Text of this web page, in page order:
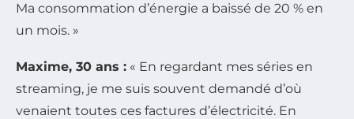
Ma consommation d’énergie a baissé de 20 % en
un mois. »
Maxime, 30 ans : « En regardant mes séries en
streaming, je me suis souvent demandé d’où
venaient toutes ces factures d’électricité. En